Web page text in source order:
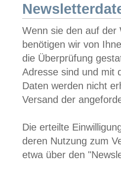
Wenn sie den auf der
benötigen wir von
die Überprüfung
Adresse sind und mit
Daten werden nicht
Versand der
Die erteilte
deren Nutzung zum
etwa über den